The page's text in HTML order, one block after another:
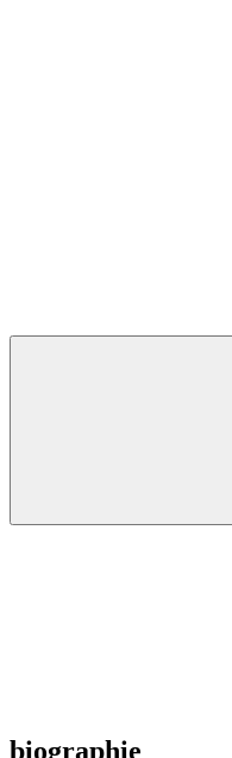
biographie